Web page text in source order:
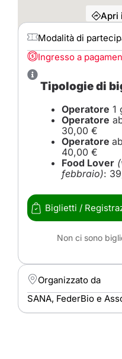
Apri
Modalità di
Ingresso a
Tipologie di
Operatore 1
Operatore
30,00 €
Operatore
40,00 €
Food Lover
febbraio):
Non ci sono
Biglietti /
Organizzato da
SANA, FederBio e